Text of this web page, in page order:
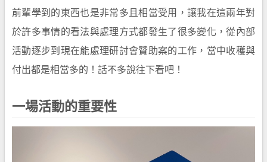
前輩學到的東西也是非常多且相當受用，讓我在這兩年對
於許多事情的看法與處理方式都發生了很多變化，從內部
活動逐步到現在能處理研討會贊助案的工作，當中收穫與
付出都是相當多的！話不多說往下看吧！
一場活動的重要性